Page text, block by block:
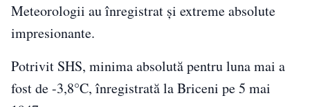
Meteorologii au înregistrat și extreme absolute
impresionante.
Potrivit SHS, minima absolută pentru luna mai a
fost de -3,8°C, înregistrată la Briceni pe 5 mai